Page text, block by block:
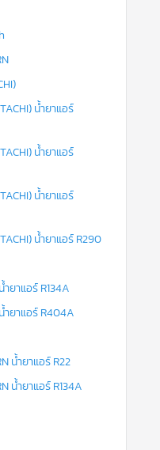
น้ำยาแอร์
น้ำยาแอร์
น้ำยาแอร์
น้ำยาแอร์ R290
ยาแอร์ R134A
ยาแอร์ R404A
น้ำยาแอร์ R22
น้ำยาแอร์ R134A